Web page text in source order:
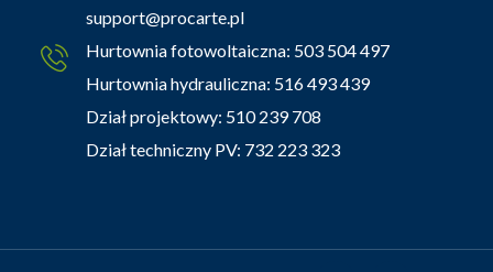
support@procarte.pl
Hurtownia fotowoltaiczna: 503 504 497
Hurtownia hydrauliczna: 516 493 439
Dział projektowy: 510 239 708
Dział techniczny PV: 732 223 323